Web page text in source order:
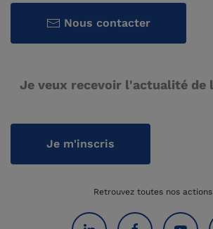
Nous contacter
Je veux recevoir l'actualité de
Je m'inscris
Retrouvez toutes nos